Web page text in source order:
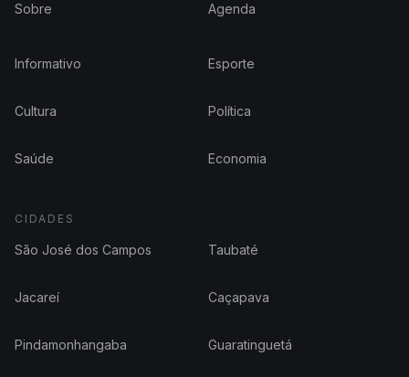
Sobre Agenda
Informativo Esporte
Cultura Política
Saúde Economia
CIDADES
São José dos Campos Taubaté
Jacareí Caçapava
Pindamonhangaba Guaratinguetá